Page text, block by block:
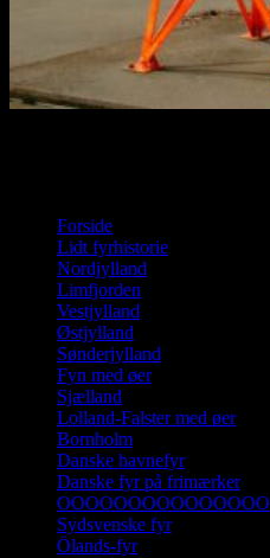
Forside
Lidt fyrhistorie
Nordjylland
Limfjorden
Vestjylland
Østjylland
Sønderjylland
Fyn med øer
Sjælland
Lolland-Falster med øer
Bornholm
Danske havnefyr
Danske fyr på frimærker
OOOOOOOOOOOOOOO
Sydsvenske fyr
Ölands-fyr